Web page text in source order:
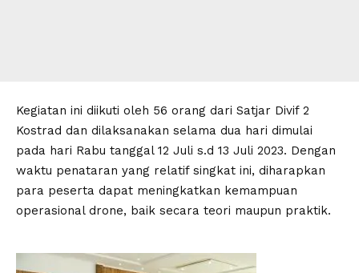
Kegiatan ini diikuti oleh 56 orang dari Satjar Divif 2
Kostrad dan dilaksanakan selama dua hari dimulai
pada hari Rabu tanggal 12 Juli s.d 13 Juli 2023. Dengan
waktu penataran yang relatif singkat ini, diharapkan
para peserta dapat meningkatkan kemampuan
operasional drone, baik secara teori maupun praktik.